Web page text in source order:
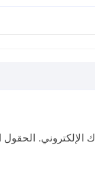
الإلكتروني. الحقول